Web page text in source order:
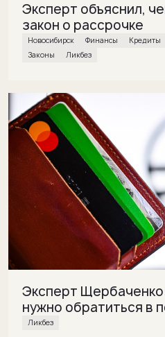
Эксперт объяснил,
закон о рассрочке
Новосибирск финансы кредиты
законы
Ликбез
Эксперт
нужно обратиться в
Ликбез